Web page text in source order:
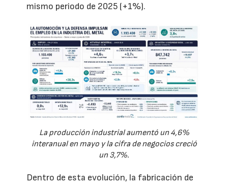
mismo periodo de 2025 (+1%).
La producción industrial aumentó un 4,6%
interanual en mayo y la cifra de negocios creció
un 3,7%.
Dentro de esta evolución, la fabricación de